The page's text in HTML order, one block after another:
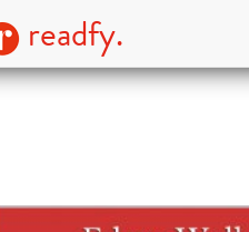
readfy.